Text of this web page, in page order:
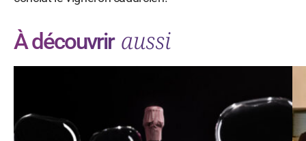
À découvrir aussi